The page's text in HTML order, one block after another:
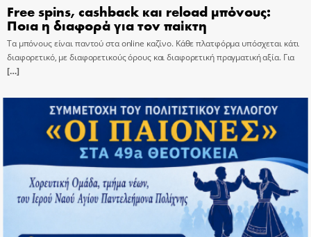
Free spins, cashback και reload μπόνους:
Ποια η διαφορά για τον παίκτη
Τα μπόνους είναι παντού στα online καζίνο. Κάθε πλατφόρμα υπόσχεται κάτι
διαφορετικό, με διαφορετικούς όρους και διαφορετική πραγματική αξία. Για
[…]